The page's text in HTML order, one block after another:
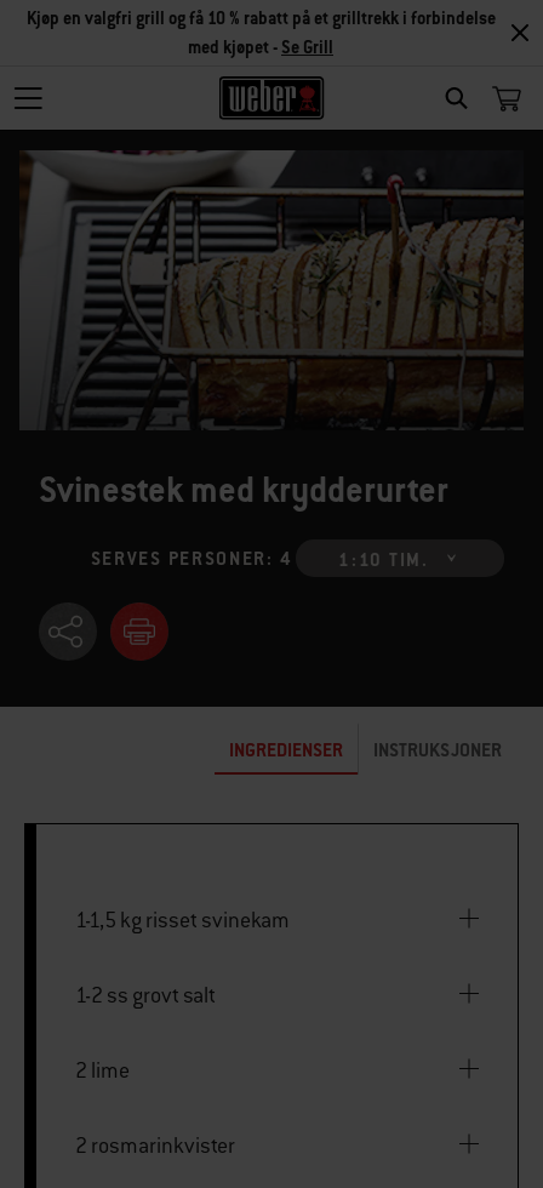
SEARCH
Kjøp en valgfri grill og få 10 % rabatt på et grilltrekk i forbindelse
med kjøpet - Se Grill
Svinestek med krydderurter
SERVES PERSONER: 4 1:10 TIM.
INGREDIENSER INSTRUKSJONER
1-1,5 kg risset svinekam
1-2 ss grovt salt
2 lime
2 rosmarinkvister